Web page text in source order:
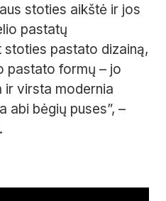
stoties aikštė ir jos
pastatų
pastato dizainą,
pastato formų – jo
virsta modernia
abi bėgių puses”, –